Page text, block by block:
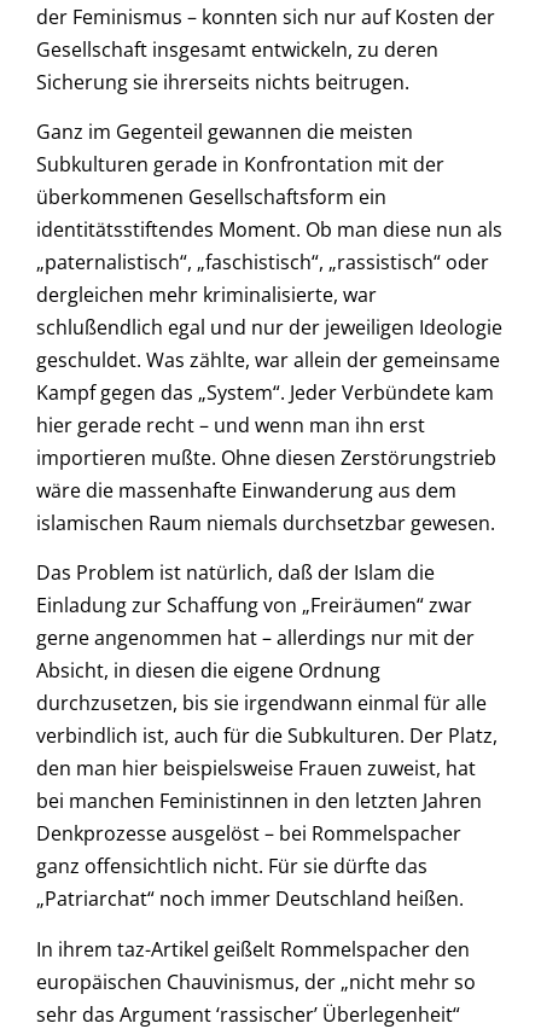
der Feminismus – konnten sich nur auf Kosten der
Gesellschaft insgesamt entwickeln, zu deren
Sicherung sie ihrerseits nichts beitrugen.
Ganz im Gegenteil gewannen die meisten
Subkulturen gerade in Konfrontation mit der
überkommenen Gesellschaftsform ein
identitätsstiftendes Moment. Ob man diese nun als
„paternalistisch“, „faschistisch“, „rassistisch“ oder
dergleichen mehr kriminalisierte, war
schlußendlich egal und nur der jeweiligen Ideologie
geschuldet. Was zählte, war allein der gemeinsame
Kampf gegen das „System“. Jeder Verbündete kam
hier gerade recht – und wenn man ihn erst
importieren mußte. Ohne diesen Zerstörungstrieb
wäre die massenhafte Einwanderung aus dem
islamischen Raum niemals durchsetzbar gewesen.
Das Problem ist natürlich, daß der Islam die
Einladung zur Schaffung von „Freiräumen“ zwar
gerne angenommen hat – allerdings nur mit der
Absicht, in diesen die eigene Ordnung
durchzusetzen, bis sie irgendwann einmal für alle
verbindlich ist, auch für die Subkulturen. Der Platz,
den man hier beispielsweise Frauen zuweist, hat
bei manchen Feministinnen in den letzten Jahren
Denkprozesse ausgelöst – bei Rommelspacher
ganz offensichtlich nicht. Für sie dürfte das
„Patriarchat“ noch immer Deutschland heißen.
In ihrem taz-Artikel geißelt Rommelspacher den
europäischen Chauvinismus, der „nicht mehr so
sehr das Argument ‘rassischer’ Überlegenheit“